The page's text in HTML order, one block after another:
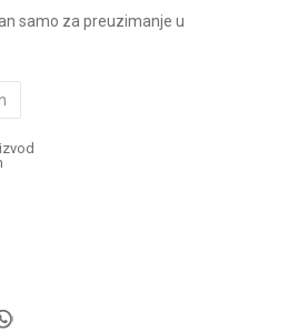
samo za preuzimanje u